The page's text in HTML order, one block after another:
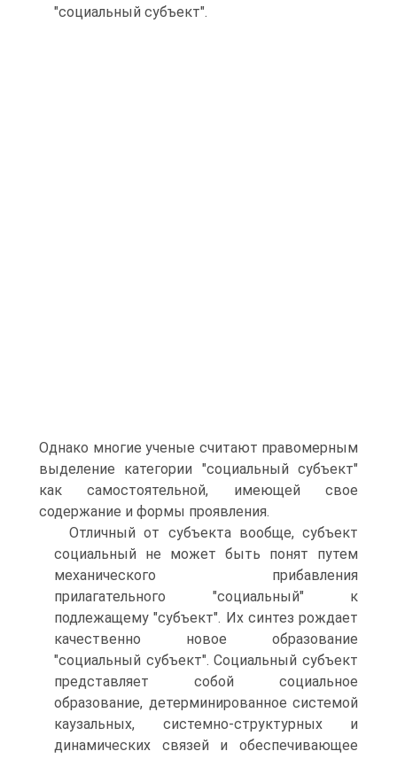
"социальный субъект".
Однако многие ученые считают правомерным
выделение категории "социальный субъект"
как самостоятельной, имеющей свое
содержание и формы проявления.
Отличный от субъекта вообще, субъект
социальный не может быть понят путем
механического прибавления
прилагательного "социальный" к
подлежащему "субъект". Их синтез рождает
качественно новое образование
"социальный субъект". Социальный субъект
представляет собой социальное
образование, детерминированное системой
каузальных, системно-структурных и
динамических связей и обеспечивающее